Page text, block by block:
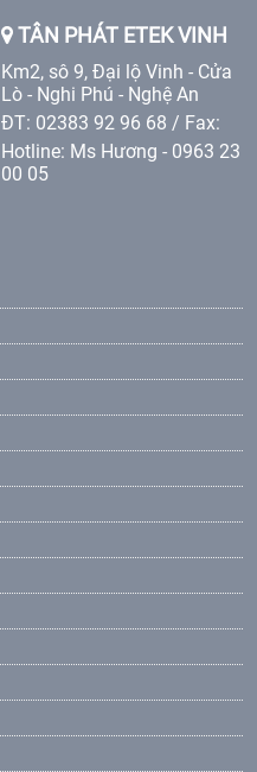
TÂN PHÁT ETEK VINH
Km2, sô 9, Đại lộ Vinh - Cửa
Lò - Nghi Phú - Nghệ An
ĐT: 02383 92 96 68 / Fax:
Hotline: Ms Hương - 0963 23
00 05